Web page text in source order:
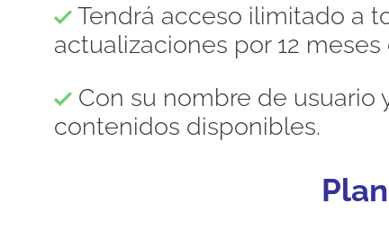
Tendrá acceso ilimitado a
actualizaciones por 12 meses
Con su nombre de usuario
contenidos disponibles.